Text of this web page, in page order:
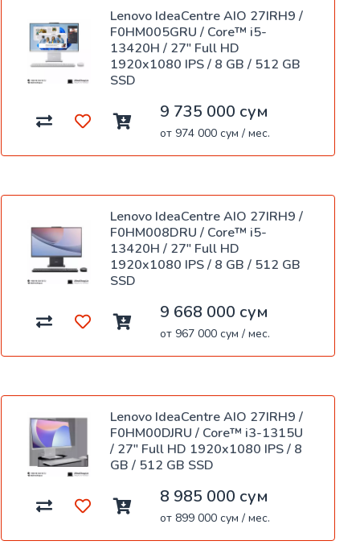
Lenovo IdeaCentre AIO 27IRH9 /
F0HM005GRU / Core™ i5-
13420H / 27" Full HD
1920x1080 IPS / 8 GB / 512 GB
SSD
9 735 000 сум
от 974 000 сум / мес.
Lenovo IdeaCentre AIO 27IRH9 /
F0HM008DRU / Core™ i5-
13420H / 27" Full HD
1920x1080 IPS / 8 GB / 512 GB
SSD
9 668 000 сум
от 967 000 сум / мес.
Lenovo IdeaCentre AIO 27IRH9 /
F0HM00DJRU / Core™ i3-1315U
/ 27" Full HD 1920x1080 IPS / 8
GB / 512 GB SSD
8 985 000 сум
от 899 000 сум / мес.